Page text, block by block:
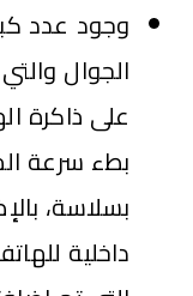
وجود عدد
الجوال
على ذاكرة
بطء سرعة
بسلاسة،
داخلية